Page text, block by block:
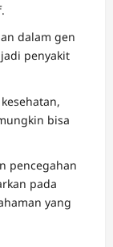
dalam gen
penyakit
bisa
pencegahan
pada
yang